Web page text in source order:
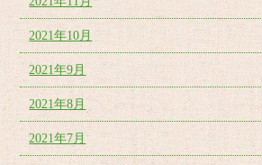
2021年10月
2021年9月
2021年8月
2021年7月